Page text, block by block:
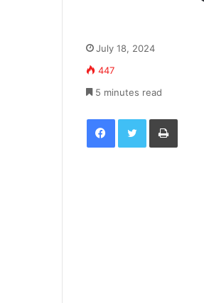
July 18, 2024
447
5 minutes read
Facebook Twitter Print